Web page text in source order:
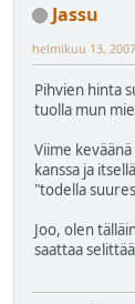
Jassu
helmikuu 13,
Pihvien hinta
tuolla mun
Viime
kanssa ja
"todella
Joo, olen
saattaa selittää